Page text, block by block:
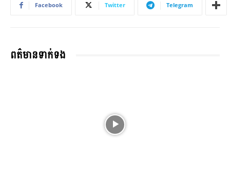
Facebook Twitter Telegram
ពត៌មានទាក់ទង